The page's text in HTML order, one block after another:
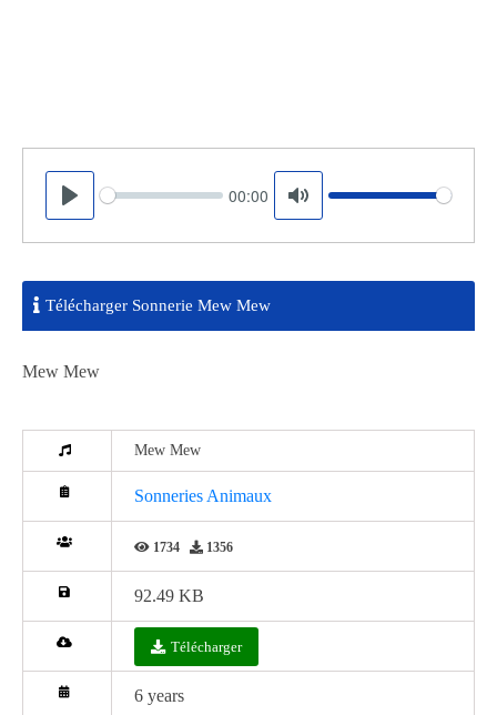
Play
Seek 00:00
Mute
Volume
Télécharger Sonnerie Mew Mew
Mew Mew
Mew Mew
Sonneries Animaux
1734 1356
92.49 KB
Télécharger
6 years